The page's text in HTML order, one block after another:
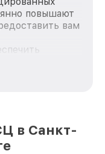
повышают
вам
для
Legat, вне
в городе
повышая
в Санкт-